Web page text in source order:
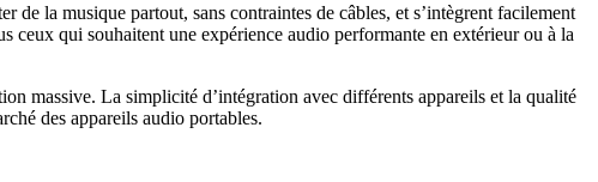
la musique partout, sans contraintes de câbles, et s’intègrent facilement
ceux qui souhaitent une expérience audio performante en extérieur ou à la
massive. La simplicité d’intégration avec différents appareils et la qualité
des appareils audio portables.